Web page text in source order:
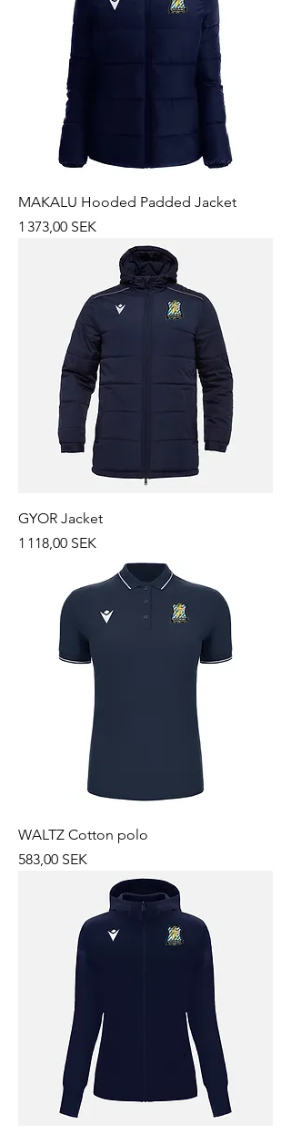
MAKALU Hooded Padded Jacket
Prix
1 373,00 SEK
GYOR Jacket
Prix
1 118,00 SEK
WALTZ Cotton polo
Prix
583,00 SEK